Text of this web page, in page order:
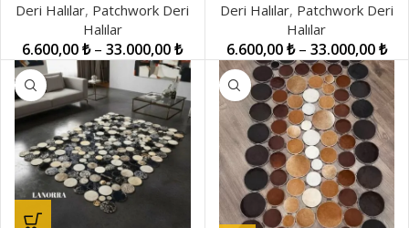
Deri Halılar, Patchwork Deri
Halılar
6.600,00₺ –33.000,00₺
Deri Halılar, Patchwork Deri
Halılar
6.600,00₺ – 33.000,00₺